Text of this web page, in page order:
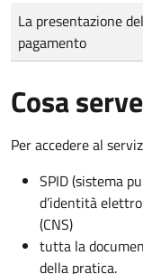
Tipo di pagamento
Importo
La presentazione
pagamento
Cosa serve
Per accedere al
SPID (sistema
d’identità
(CNS)
tutta la
della pratica.